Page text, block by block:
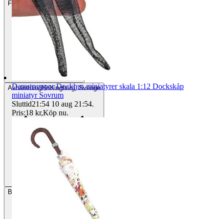
Frakt
15 kr Annat fraktsätt
AvhämtningHelsingborg, Sverige
Betalning
Damstrumpor Dockhus miniatyrer skala 1:12 Dockskåp
miniatyr Sovrum
Sluttid21:54 10 aug 21:54.
Pris:18 kr,Köp nu.